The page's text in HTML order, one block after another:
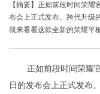
【摘要】正如前段时间荣耀
布会上正式发布。跨代升级
就来看看这款全新的荣耀平
正如前段时间荣耀
日的发布会上正式发布